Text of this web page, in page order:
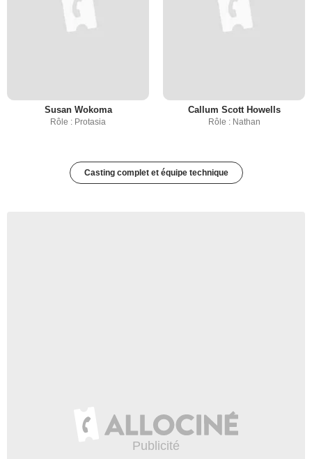
Susan Wokoma
Rôle : Protasia
Callum Scott Howells
Rôle : Nathan
Casting complet et équipe technique